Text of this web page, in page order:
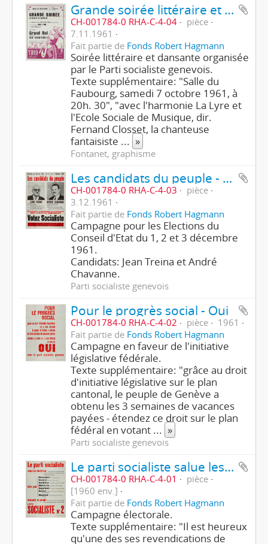
Grande soirée littéraire et dansante
CH-001784-0 RHA-C-4-04
pièce
7.11.1961
Fait partie de Fonds Robert Hagmann
Soirée littéraire et dansante organisée
par le Parti socialiste genevois.
Texte supplémentaire: "Salle du
Faubourg, samedi 7 octobre 1961, à
20h. 30", "avec l'harmonie La Lyre et
l'Ecole Sociale de Musique, dir.
Fernand Closset, la chanteuse
fantaisiste ... »
Fontanet, graphisme
Les candidats du peuple - Votez Socialiste
CH-001784-0 RHA-C-4-03
pièce
3.12.1961
Fait partie de Fonds Robert Hagmann
Campagne pour les Elections du
Conseil d'Etat du 1, 2 et 3 décembre
1961.
Candidats: Jean Treina et André
Chavanne.
Parti socialiste genevois
Pour le progrès social - Oui
CH-001784-0 RHA-C-4-02 pièce
1961
Fait partie de Fonds Robert Hagmann
Campagne en faveur de l'initiative
législative fédérale.
Texte supplémentaire: "grâce au droit
d'initiative législative sur le plan
cantonal, le peuple de Genève a
obtenu les 3 semaines de vacances
payées - étendez ce droit sur le plan
fédéral en votant ... »
Parti socialiste genevois
Le parti socialiste salue les électrices - Liste socialiste N° 2
CH-001784-0 RHA-C-4-01
pièce
[1960 env.]
Fait partie de Fonds Robert Hagmann
Campagne électorale.
Texte supplémentaire: "Il est heureux
qu'une des ses revendications de